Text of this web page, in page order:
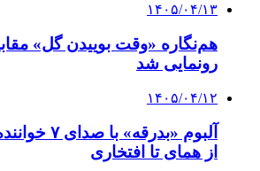
۱۴۰۵/۰۴/۱۳
هم‌نگاره «وقت بوییدن گل»
رونمایی شد
۱۴۰۵/۰۴/۱۲
آلبوم
از همای تا افتخاری